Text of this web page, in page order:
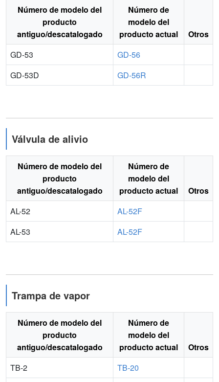
Número de modelo del
producto
antiguo/descatalogado
Número de
modelo del
producto actual
Otros
GD-53
GD-56
GD-53D
GD-56R
Válvula de alivio
Número de modelo del
producto
antiguo/descatalogado
Número de
modelo del
producto actual
Otros
AL-52
AL-52F
AL-53
AL-52F
Trampa de vapor
Número de modelo del
producto
antiguo/descatalogado
Número de
modelo del
producto actual
Otros
TB-2
TB-20